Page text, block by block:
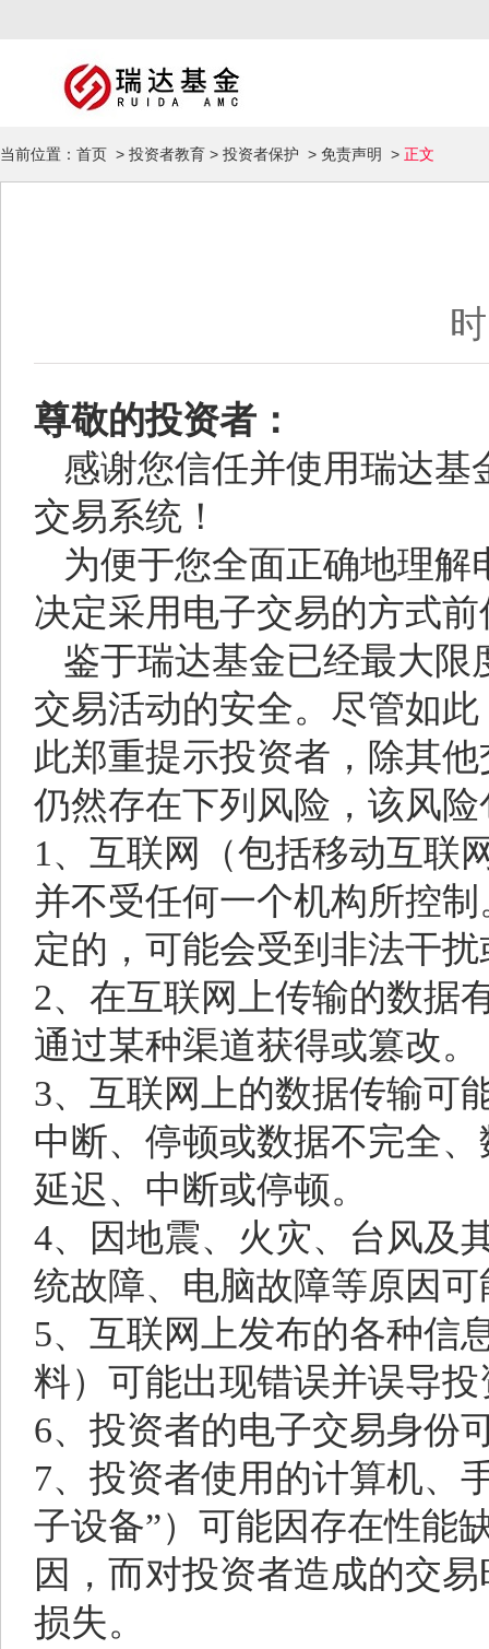
当前位置： 首页 > 投资者教育 > 投资者保护 > 免责声明 > 正文
尊敬的投资者：
感谢您信任并使用瑞达基
交易系统！
为便于您全面正确地理解
决定采用电子交易的方式
鉴于瑞达基金已经最大限
交易活动的安全。尽管如
此郑重提示投资者，除其
仍然存在下列风险，该风
1、互联网（包括移动互联
并不受任何一个机构所控
定的，可能会受到非法干
2、在互联网上传输的数据
通过某种渠道获得或篡改。
3、互联网上的数据传输可
中断、停顿或数据不完全
延迟、中断或停顿。
4、因地震、火灾、台风及
统故障、电脑故障等原因
5、互联网上发布的各种信
料）可能出现错误并误导投
6、投资者的电子交易身份
7、投资者使用的计算机、
子设备”）可能因存在性能
因，而对投资者造成的交
损失。